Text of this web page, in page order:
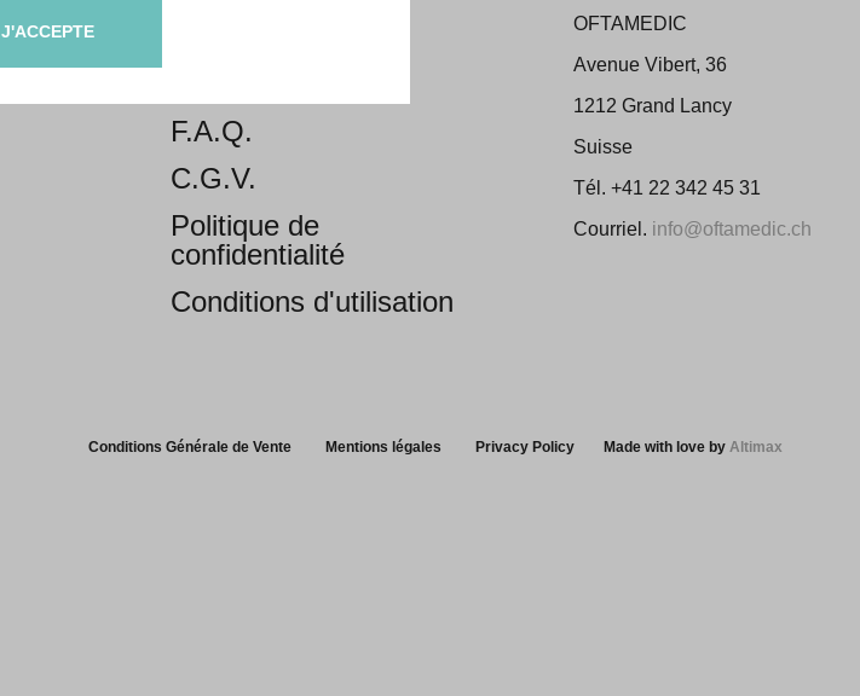
J'ACCEPTE
F.A.Q.
C.G.V.
Politique de
confidentialité
Conditions d'utilisation
OFTAMEDIC
Avenue Vibert, 36
1212 Grand Lancy
Suisse
Tél. +41 22 342 45 31
Courriel. info@oftamedic.ch
Conditions Générale de Vente Mentions légales Privacy Policy Made with love by Altimax